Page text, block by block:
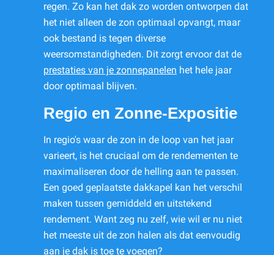
regen. Zo kan het dak zo worden ontworpen dat
het niet alleen de zon optimaal opvangt, maar
ook bestand is tegen diverse
weersomstandigheden. Dit zorgt ervoor dat de
prestaties van je zonnepanelen het hele jaar
door optimaal blijven.
Regio en Zonne-Expositie
In regio's waar de zon in de loop van het jaar
varieert, is het cruciaal om de rendementen te
maximaliseren door de helling aan te passen.
Een goed geplaatste dakkapel kan het verschil
maken tussen gemiddeld en uitstekend
rendement. Want zeg nu zelf, wie wil er nu niet
het meeste uit de zon halen als dat eenvoudig
aan je dak is toe te voegen?